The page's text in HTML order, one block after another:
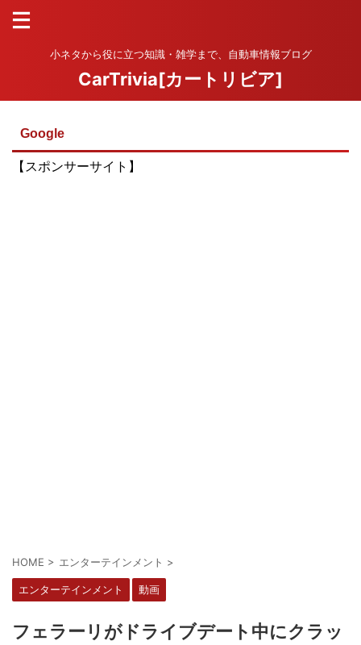
小ネタから役に立つ知識・雑学まで、自動車情報ブログ
CarTrivia[カートリビア]
Google
【スポンサーサイト】
HOME > エンターテインメント >
エンターテインメント 動画
フェラーリがドライブデート中にクラッ